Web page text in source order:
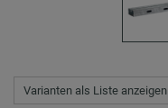
Varianten als Liste anzeigen